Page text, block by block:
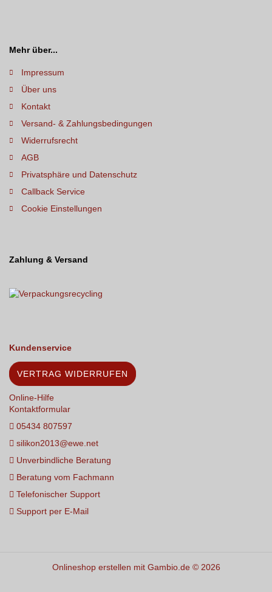
Mehr über...
Impressum
Über uns
Kontakt
Versand- & Zahlungsbedingungen
Widerrufsrecht
AGB
Privatsphäre und Datenschutz
Callback Service
Cookie Einstellungen
Zahlung & Versand
Kundenservice
VERTRAG WIDERRUFEN
Online-Hilfe
Kontaktformular
05434 807597
silikon2013@ewe.net
Unverbindliche Beratung
Beratung vom Fachmann
Telefonischer Support
Support per E-Mail
Onlineshop erstellen mit Gambio.de © 2026